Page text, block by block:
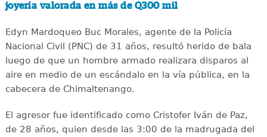
joyería valorada en más de Q300 mil
Edyn Mardoqueo Buc Morales, agente de la Policía
Nacional Civil (PNC) de 31 años, resultó herido de bala
luego de que un hombre armado realizara disparos al
aire en medio de un escándalo en la vía pública, en la
cabecera de Chimaltenango.
El agresor fue identificado como Cristofer Iván de Paz,
de 28 años, quien desde las 3:00 de la madrugada del